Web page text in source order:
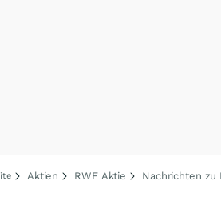
Aktien RWE Aktie Nachrichten zu